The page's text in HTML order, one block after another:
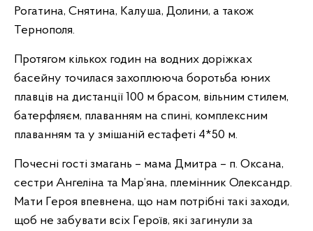
Рогатина, Снятина, Калуша, Долини, а також
Тернополя.
Протягом кількох годин на водних доріжках
басейну точилася захоплююча боротьба юних
плавців на дистанції 100 м брасом, вільним стилем,
батерфляєм, плаванням на спині, комплексним
плаванням та у змішаній естафеті 4*50 м.
Почесні гості змагань – мама Дмитра – п. Оксана,
сестри Ангеліна та Мар’яна, племінник Олександр.
Мати Героя впевнена, що нам потрібні такі заходи,
щоб не забувати всіх Героїв, які загинули за